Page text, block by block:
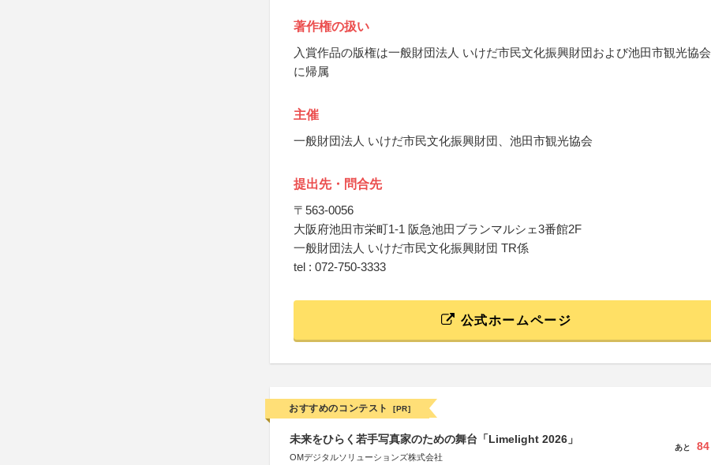
著作権の扱い
入賞作品の版権は一般財団法人 いけだ市民文化振興財団および池田市観光協会
に帰属
主催
一般財団法人 いけだ市民文化振興財団、池田市観光協会
提出先・問合先
〒563-0056
大阪府池田市栄町1-1 阪急池田ブランマルシェ3番館2F
一般財団法人 いけだ市民文化振興財団 TR係
tel : 072-750-3333
公式ホームページ
おすすめのコンテスト [PR]
未来をひらく若手写真家のための舞台「Limelight 2026」
OMデジタルソリューションズ株式会社
あと 84